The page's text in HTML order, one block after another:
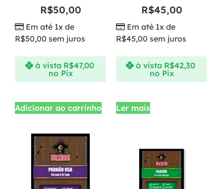
R$50,00
Em até 1x de
R$50,00 sem juros
à vista R$47,00
no Pix
Adicionar ao carrinho
R$45,00
Em até 1x de
R$45,00 sem juros
à vista R$42,30
no Pix
Ler mais